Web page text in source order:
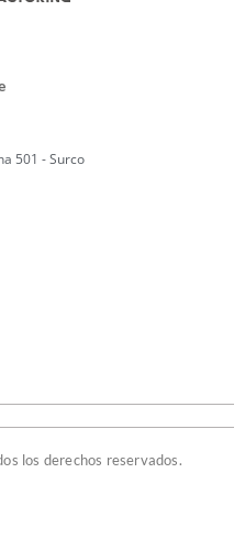
501 - Surco
los derechos reservados.